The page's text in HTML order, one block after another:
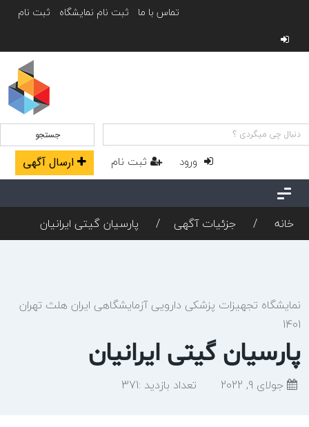
تماس با ما ثبت نام نمایشگاه ثبت نام
جستجو
ورود ثبت نام ارسال آگهی
خانه جزئیات آگهی پارسیان گیتی ایرانیان
نمایشگاه تجهیزات پزشکی دارویی آزمایشگاهی ایران هلث تهران
1401
پارسیان گیتی ایرانیان
جولای 9, 2022 تعداد بازدید :371